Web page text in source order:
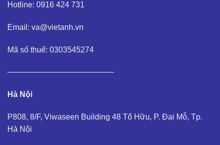
Hotline: 0916 424 731
Email: va@vietanh.vn
Mã số thuế: 0303545274
—————————————–
Hà Nội
P808, 8/F, Viwaseen Building 48 Tố Hữu, P. Đại Mỗ, Tp.
Hà Nội